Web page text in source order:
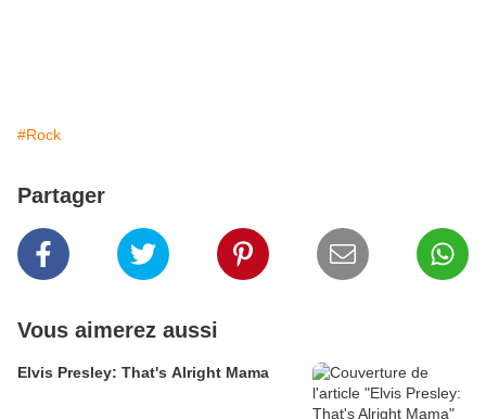
#Rock
Partager
Vous aimerez aussi
Elvis Presley: That's Alright Mama